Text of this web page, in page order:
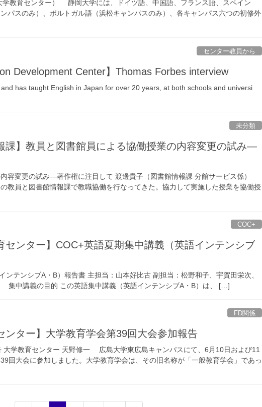
教育センター） 静岡大学には、ドイツ語、中国語、フランス語、スペイン
パスのみ）、ポルトガル語（浜松キャンパスのみ）、各キャンパス六つの初修外
センター教員から
Development Center】Thomas Forbes interview
has taught English in Japan for over 20 years, at both schools and universi
未分類
課】教員と図書館員による協働授業の内容変更の試み―
容変更の試み―著作権に注目して 渡邊貴子（図書館情報課 分館サービス係）
教員と図書館情報課で教職協働を行なってきた。協力して実施した授業を協働授
COC+
センター】COC+英語夏期集中講義（英語インテンシブ
テンシブA・B）報告書 主担当：山本好比古 副担当：松野和子、宇賀田栄次、
集中講義の目的 この英語集中講義（英語インテンシブA・B）は、 […]
FD関係
ンター】大学教育学会第39回大会参加報告
大学教育センター 天野修一 広島大学東広島キャンパスにて、6月10日および11
回大会に参加しました。大学教育学会は、その旧名称が「一般教育学会」であっ